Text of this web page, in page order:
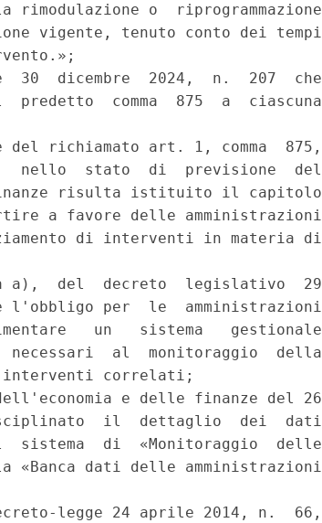
rimodulazione o  riprogrammazione
vigente, tenuto conto dei tempi
30  dicembre  2024,  n.  207  che
comma  875  a  ciascuna
richiamato art. 1, comma  875,
nello  stato  di  previsione  del
risulta istituito il capitolo
a favore delle amministrazioni
di interventi in materia di
a),  del  decreto  legislativo  29
l'obbligo per  le  amministrazioni
un   sistema   gestionale
al  monitoraggio  della
interventi correlati;
e delle finanze del 26
il  dettaglio  dei  dati
sistema  di  «Monitoraggio  delle
«Banca dati delle amministrazioni
legge 24 aprile 2014, n.  66,